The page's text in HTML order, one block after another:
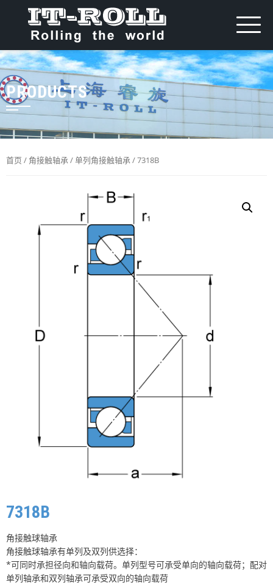
PRODUCTS
首页 / 角接触轴承/单列角接触轴承/ 7318B
7318B
角接触球轴承
角接触球轴承有单列及双列供选择：
*可同时承担径向和轴向载荷。单列型号可承受单向的轴向载荷；配对
单列轴承和双列轴承可承受双向的轴向载荷